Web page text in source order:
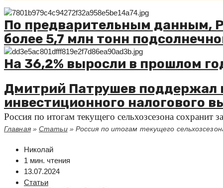
По предварительным данным,
более 5,7 млн тонн
На 36,2% выросли в прошлом
Дмитрий Патрушев поддержал
инвестиционного налогового
Россия по итогам текущего сельхозсезона
Главная»Статьи» Россия по итогам текущего
Николай
1 мин. чтения
13.07.2024
Статьи